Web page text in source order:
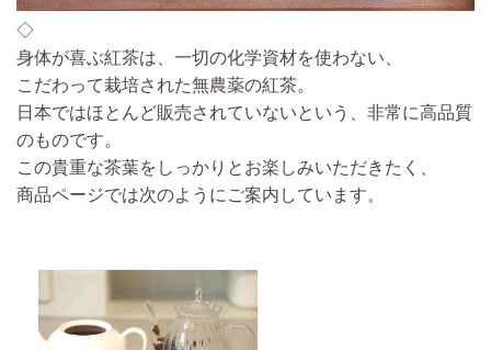
◇
身体が喜ぶ紅茶は、一切の化学資材を使わない、
こだわって栽培された無農薬の紅茶。
日本ではほとんど販売されていないという、非常に高品質
のものです。
この貴重な茶葉をしっかりとお楽しみいただきたく、
商品ページでは次のようにご案内しています。